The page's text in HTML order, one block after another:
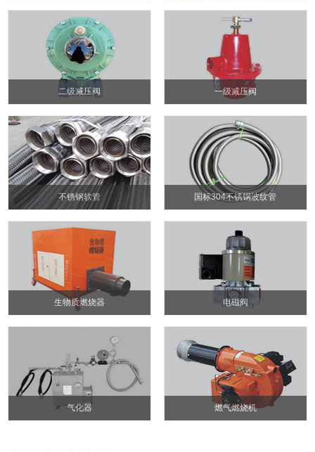
二级减压阀 一级减压阀
不锈钢软管 国标304不锈钢波纹管
生物质燃烧器 电磁阀
气化器 燃气燃烧机